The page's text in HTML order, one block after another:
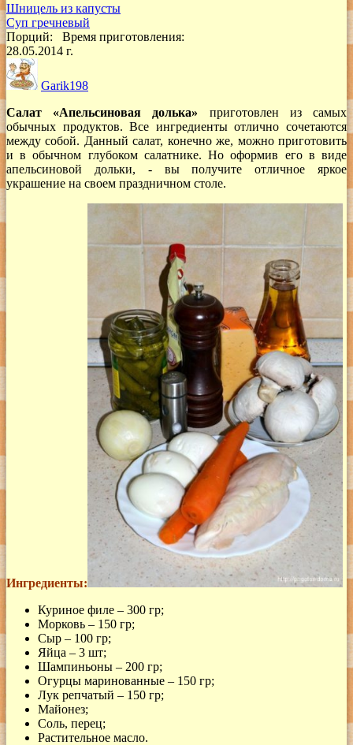
Шницель из капусты
Cуп гречневый
Порций: Время приготовления:
28.05.2014 г.
Garik198
Салат «Апельсиновая долька» приготовлен из самых
обычных продуктов. Все ингредиенты отлично сочетаются
между собой. Данный салат, конечно же, можно приготовить
и в обычном глубоком салатнике. Но оформив его в виде
апельсиновой дольки, - вы получите отличное яркое
украшение на своем праздничном столе.
Ингредиенты:
Куриное филе – 300 гр;
Морковь – 150 гр;
Сыр – 100 гр;
Яйца – 3 шт;
Шампиньоны – 200 гр;
Огурцы маринованные – 150 гр;
Лук репчатый – 150 гр;
Майонез;
Соль, перец;
Растительное масло.